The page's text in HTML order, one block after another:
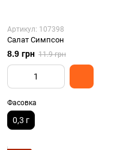
Артикул: 107398
Салат Симпсон
8.9 грн 11.9 грн
Фасовка
0,3 г